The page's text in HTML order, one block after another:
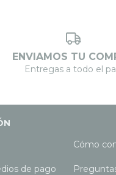
ENVIAMOS TU
Entregas a todo el
Cómo
de pago